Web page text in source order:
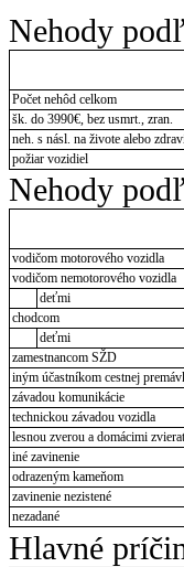
Nehody
Počet nehôd celkom
šk. do 3990€, bez usmrt., zran.
neh. s násl. na živote alebo
požiar vozidiel
Nehody
vodičom motorového vozidla
vodičom nemotorového vozidla
deťmi
chodcom
deťmi
zamestnancom SŽD
iným účastníkom cestnej
závadou komunikácie
technickou závadou vozidla
lesnou zverou a domácimi
iné zavinenie
odrazeným kameňom
zavinenie nezistené
nezadané
Hlavné